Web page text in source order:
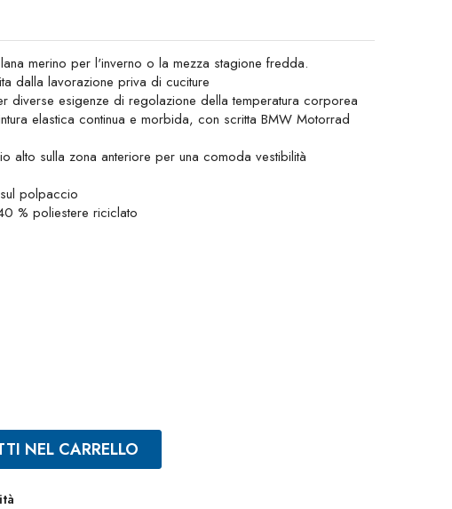
merino per l'inverno o la mezza stagione fredda.
dalla lavorazione priva di cuciture
diverse esigenze di regolazione della temperatura corporea
elastica continua e morbida, con scritta BMW Motorrad
alto sulla zona anteriore per una comoda vestibilità
polpaccio
% poliestere riciclato
NEL CARRELLO